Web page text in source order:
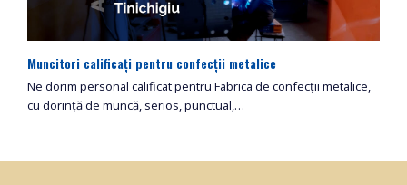
Muncitori calificați pentru confecții metalice
Ne dorim personal calificat pentru Fabrica de confecții metalice,
cu dorință de muncă, serios, punctual,…